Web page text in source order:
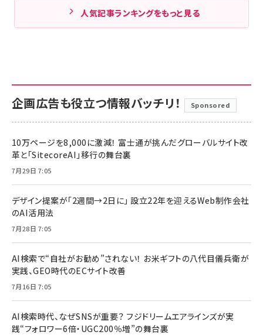
人気記事ランキングをもっと見る
企画広告も役立つ情報バッチリ！ Sponsored
10万ページを8,000に激減！ 富士通が挑んだグローバルサイト改
革と「SitecoreAI」移行の舞台裏
7月29日 7:05
デザイン提案が「2週間→2日に」 設立22年を迎えるWeb制作会社
のAI活用法
7月28日 7:05
AI検索で“自社がお勧め”されない！ お米ギフトの八代目儀兵衛が
実践、GEO時代のECサイト改善
7月16日 7:05
AI検索時代、なぜSNSが重要？ フジドリームエアラインズが実
践“フォロワー6倍・UGC200％増”の舞台裏